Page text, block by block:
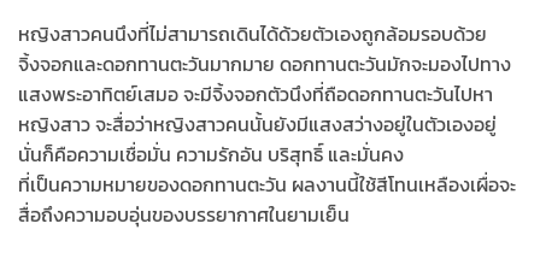
หญิงสาวคนนึงที่ไม่สามารถเดินได้ด้วยตัวเองถูกล้อมรอบด้วย
จิ้งจอกและดอกทานตะวันมากมาย ดอกทานตะวันมักจะมองไปทาง
แสงพระอาทิตย์เสมอ จะมีจิ้งจอกตัวนึงที่ถือดอกทานตะวันไปหา
หญิงสาว จะสื่อว่าหญิงสาวคนนั้นยังมีแสงสว่างอยู่ในตัวเองอยู่
นั่นก็คือความเชื่อมั่น ความรักอัน บริสุทธิ์ และมั่นคง
ที่เป็นความหมายของดอกทานตะวัน ผลงานนี้ใช้สีโทนเหลืองเผื่อจะ
สื่อถึงความอบอุ่นของบรรยากาศในยามเย็น